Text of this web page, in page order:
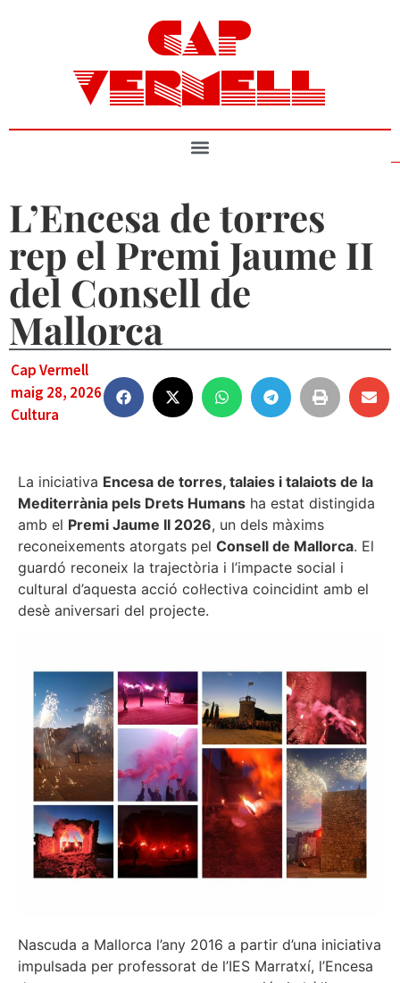
CAP
VERMELL
L’Encesa de torres
rep el Premi Jaume II
del Consell de
Mallorca
Cap Vermell
maig 28, 2026
Cultura
La iniciativa Encesa de torres, talaies i talaiots de la
Mediterrània pels Drets Humans ha estat distingida
amb el Premi Jaume II 2026, un dels màxims
reconeixements atorgats pel Consell de Mallorca. El
guardó reconeix la trajectòria i l’impacte social i
cultural d’aquesta acció col·lectiva coincidint amb el
desè aniversari del projecte.
Nascuda a Mallorca l’any 2016 a partir d’una iniciativa
impulsada per professorat de l’IES Marratxí, l’Encesa